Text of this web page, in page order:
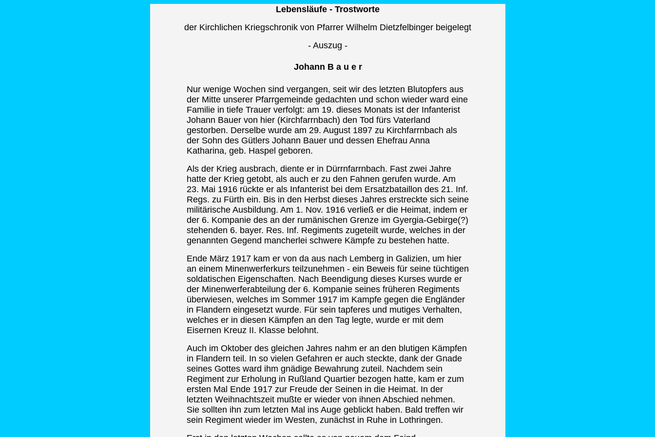
Lebensläufe - Trostworte
der Kirchlichen Kriegschronik von Pfarrer Wilhelm Dietzfelbinger beigelegt
- Auszug -
Johann B a u e r
Nur wenige Wochen sind vergangen, seit wir des letzten Blutopfers aus
der Mitte unserer Pfarrgemeinde gedachten und schon wieder ward eine
Familie in tiefe Trauer verfolgt: am 19. dieses Monats ist der Infanterist
Johann Bauer von hier (Kirchfarrnbach) den Tod fürs Vaterland
gestorben. Derselbe wurde am 29. August 1897 zu Kirchfarrnbach als
der Sohn des Gütlers Johann Bauer und dessen Ehefrau Anna
Katharina, geb. Haspel geboren.
Als der Krieg ausbrach, diente er in Dürrnfarrnbach. Fast zwei Jahre
hatte der Krieg getobt, als auch er zu den Fahnen gerufen wurde. Am
23. Mai 1916 rückte er als Infanterist bei dem Ersatzbataillon des 21. Inf.
Regs. zu Fürth ein. Bis in den Herbst dieses Jahres erstreckte sich seine
militärische Ausbildung. Am 1. Nov. 1916 verließ er die Heimat, indem er
der 6. Kompanie des an der rumänischen Grenze im Gyergia-Gebirge(?)
stehenden 6. bayer. Res. Inf. Regiments zugeteilt wurde, welches in der
genannten Gegend mancherlei schwere Kämpfe zu bestehen hatte.
Ende März 1917 kam er von da aus nach Lemberg in Galizien, um hier
an einem Minenwerferkurs teilzunehmen - ein Beweis für seine tüchtigen
soldatischen Eigenschaften. Nach Beendigung dieses Kurses wurde er
der Minenwerferabteilung der 6. Kompanie seines früheren Regiments
überwiesen, welches im Sommer 1917 im Kampfe gegen die Engländer
in Flandern eingesetzt wurde. Für sein tapferes und mutiges Verhalten,
welches er in diesen Kämpfen an den Tag legte, wurde er mit dem
Eisernen Kreuz II. Klasse belohnt.
Auch im Oktober des gleichen Jahres nahm er an den blutigen Kämpfen
in Flandern teil. In so vielen Gefahren er auch steckte, dank der Gnade
seines Gottes ward ihm gnädige Bewahrung zuteil. Nachdem sein
Regiment zur Erholung in Rußland Quartier bezogen hatte, kam er zum
ersten Mal Ende 1917 zur Freude der Seinen in die Heimat. In der
letzten Weihnachtszeit mußte er wieder von ihnen Abschied nehmen.
Sie sollten ihn zum letzten Mal ins Auge geblickt haben. Bald treffen wir
sein Regiment wieder im Westen, zunächst in Ruhe in Lothringen.